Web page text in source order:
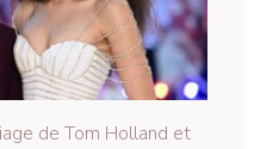
de Tom Holland et